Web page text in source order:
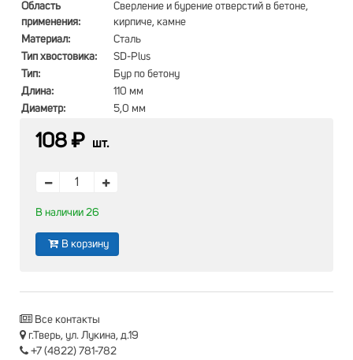
Область
применения:
Сверление и бурение отверстий в бетоне,
кирпиче, камне
Материал:
Сталь
Тип хвостовика:
SD-Plus
Тип:
Бур по бетону
Длина:
110 мм
Диаметр:
5,0 мм
108 ₽ шт.
В наличии 26
В корзину
Все контакты
г.Тверь, ул. Лукина, д.19
+7 (4822) 781-782